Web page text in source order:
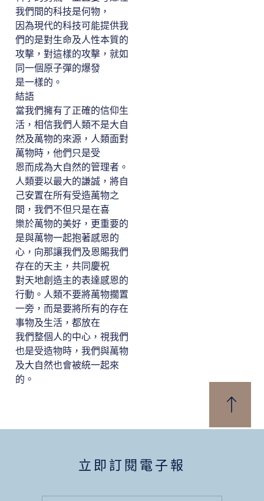
我們間的科技是何物，
因為現代的科技可能提供我
們的是對生命及人性本質的
攻擊，對這樣的攻擊，就如
同一個原子彈的爆發
是一樣的。
結語
當我們擁有了正確的信仰生
活，相信我們人類不是大自
然及萬物的來源，人類面對
萬物時，他們只是受
恩而成為大自然的管理者。
人類要以最大的謙誠，將自
己安置在所有受造萬物之
間，我們不但只是在喜
樂於萬物的美好，更重要的
是與萬物一起抱著感恩的
心，向那讓我們及恩賜我們
存在的天主，共同慶祝
對天地創造主的表達感恩的
行動。人類不要將萬物擱置
一旁，而是要將所有的存在
事物及生活，都放在
我們整個人的中心，視我們
也是受造物時，我們與萬物
及大自然也會被統一起來
的。
立即訂閱電子報